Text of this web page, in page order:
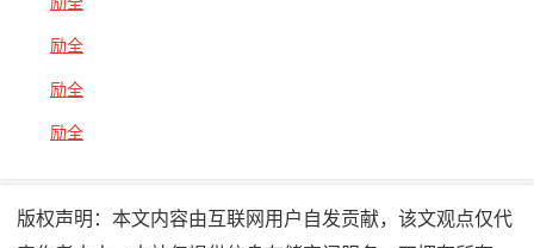
励全
励全
励全
版权声明： 本文内容由互联网用户自发贡献，该文观点仅代